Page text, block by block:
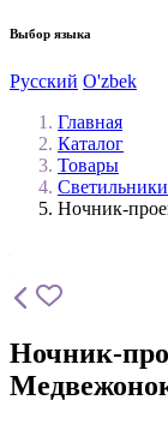
Выбор языка
Русский O'zbek
Главная
Каталог
Товары
Светильники
Ночник-
Ночник-